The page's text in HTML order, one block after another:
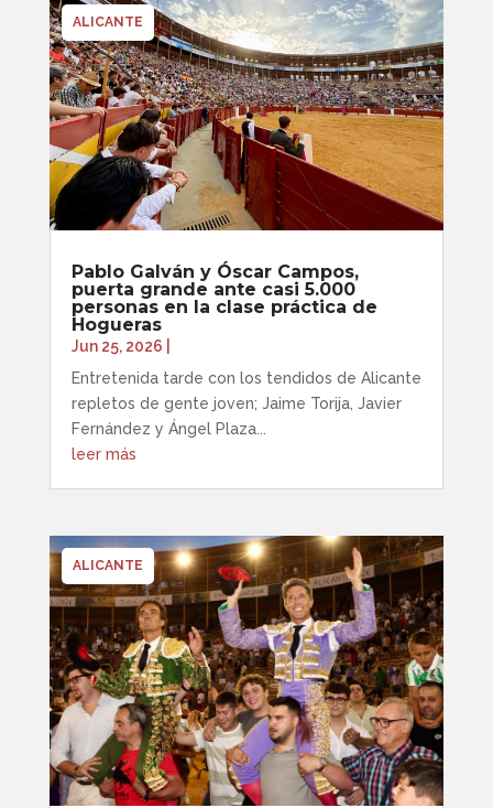
Pablo Galván y Óscar Campos,
puerta grande ante casi 5.000
personas en la clase práctica de
Hogueras
Jun 25, 2026
ALICANTE
Entretenida tarde con los tendidos de Alicante
repletos de gente joven; Jaime Torija, Javier
Fernández y Ángel Plaza...
leer más
ALICANTE